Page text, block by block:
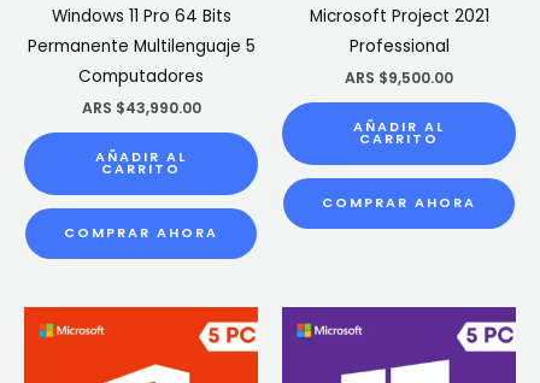
Windows 11 Pro 64 Bits
Permanente Multilenguaje 5
Computadores
ARS $43,990.00
AÑADIR AL
CARRITO
COMPRAR AHORA
Microsoft Project 2021
Professional
ARS $9,500.00
AÑADIR AL
CARRITO
COMPRAR AHORA